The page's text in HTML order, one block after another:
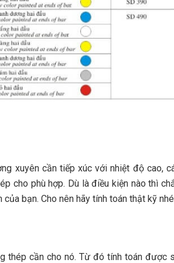
xuyên cần tiếp xúc với nhiệt độ cao,
cho phù hợp. Dù là điều kiện nào thì
bạn. Cho nên hãy tính toán thật kỹ
thép cần cho nó. Từ đó tính toán được